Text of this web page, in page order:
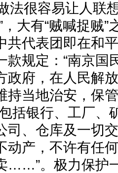
法很容易让人联
，大有“贼喊捉贼
共代表团即在和
款规定：“南京国
政府，在人民解
持当地治安，保
括银行、工厂、
司、仓库及一切
动产，不许有任
……”。极力保护